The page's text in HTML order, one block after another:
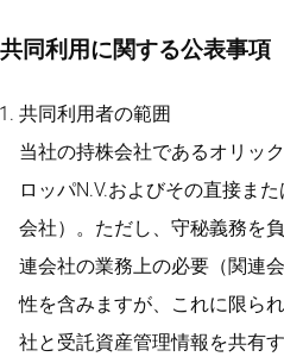
共同利用に関する公表事項
共同利用者の範囲
当社の持株会社であるオリッ
ロッパN.V.およびその直接ま
会社）。ただし、守秘義務を
連会社の業務上の必要（関連
性を含みますが、これに限ら
社と受託資産管理情報を共有